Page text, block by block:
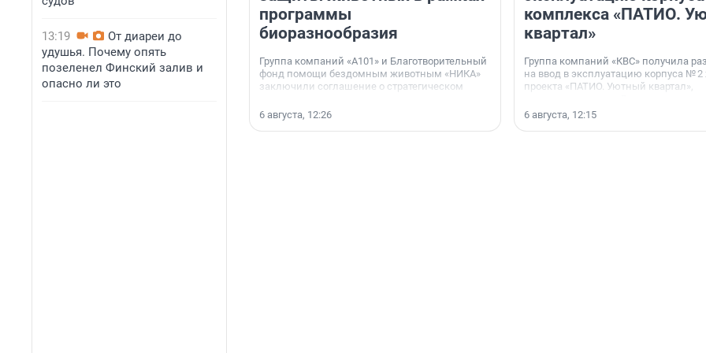
13:19
От диареи до
удушья. Почему опять
позеленел Финский залив и
опасно ли это
программы
биоразнообразия
Группа компаний «А101» и Благотворительный
фонд помощи бездомным животным «НИКА»
заключили соглашение о стратегическом
6 августа, 12:26
комплекса «ПАТИО.
квартал»
Группа компаний «КВС» получила
на ввод в эксплуатацию корпуса № 2
проекта «ПАТИО. Уютный квартал»,
Ленинградской области.
6 августа, 12:15